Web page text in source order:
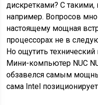
дискретками? С такими,
например. Вопросов
настоящему мощная
процессорах не в
Но ощутить технический
Мини-компьютер NUC
обзавелся самым
сама Intel